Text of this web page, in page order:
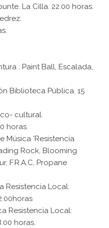
La Cilla. 22.00 horas.
: Paint Ball, Escalada,
Biblioteca Pública. 15
cultural.
horas.
Música ‘Resistencia
Rock, Blooming
F.R.A.C, Propane
Resistencia Local:
Resistencia Local:
horas.